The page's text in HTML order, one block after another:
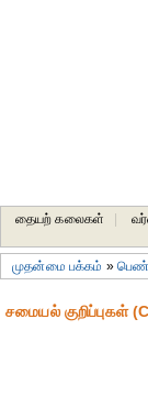
தையற் கலைகள்
முதன்மை பக்கம் »
சமையல் குறிப்புகள்